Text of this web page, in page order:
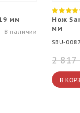
мм
В наличии
Нож
мм
SBU-0087
2 817
В